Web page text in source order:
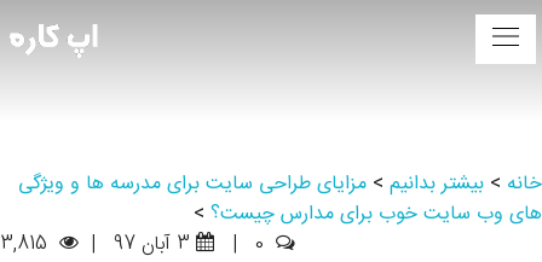
خانه > بیشتر بدانیم > مزایای طراحی سایت برای مدرسه ها و ویژگی
های وب سایت خوب برای مدارس چیست؟ >
0
| 3 آبان 97 |
3,815